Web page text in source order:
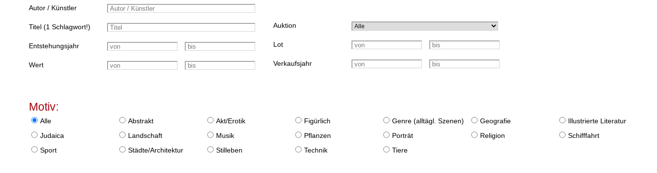
Autor / Künstler
Titel (1 Schlagwort!)
Entstehungsjahr
Wert
Auktion
Lot
Verkaufsjahr
Motiv:
Alle Abstrakt Akt/Erotik Figürlich Genre (alltägl. Szenen) Geografie
Illustrierte Literatur
Judaica
Landschaft Musik Pflanzen Porträt Religion
Schifffahrt
Sport
Städte/Architektur Stilleben Technik Tiere